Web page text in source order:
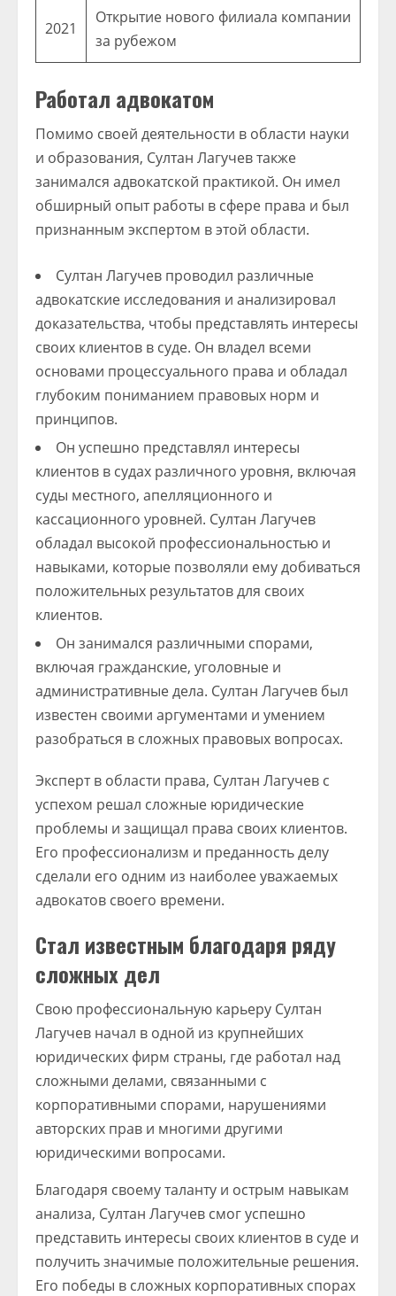
2021
Открытие нового филиала компании
за рубежом
Работал адвокатом
Помимо своей деятельности в области науки
и образования, Султан Лагучев также
занимался адвокатской практикой. Он имел
обширный опыт работы в сфере права и был
признанным экспертом в этой области.
Султан Лагучев проводил различные
адвокатские исследования и анализировал
доказательства, чтобы представлять интересы
своих клиентов в суде. Он владел всеми
основами процессуального права и обладал
глубоким пониманием правовых норм и
принципов.
Он успешно представлял интересы
клиентов в судах различного уровня, включая
суды местного, апелляционного и
кассационного уровней. Султан Лагучев
обладал высокой профессиональностью и
навыками, которые позволяли ему добиваться
положительных результатов для своих
клиентов.
Он занимался различными спорами,
включая гражданские, уголовные и
административные дела. Султан Лагучев был
известен своими аргументами и умением
разобраться в сложных правовых вопросах.
Эксперт в области права, Султан Лагучев с
успехом решал сложные юридические
проблемы и защищал права своих клиентов.
Его профессионализм и преданность делу
сделали его одним из наиболее уважаемых
адвокатов своего времени.
Стал известным благодаря ряду
сложных дел
Свою профессиональную карьеру Султан
Лагучев начал в одной из крупнейших
юридических фирм страны, где работал над
сложными делами, связанными с
корпоративными спорами, нарушениями
авторских прав и многими другими
юридическими вопросами.
Благодаря своему таланту и острым навыкам
анализа, Султан Лагучев смог успешно
представить интересы своих клиентов в суде и
получить значимые положительные решения.
Его победы в сложных корпоративных спорах